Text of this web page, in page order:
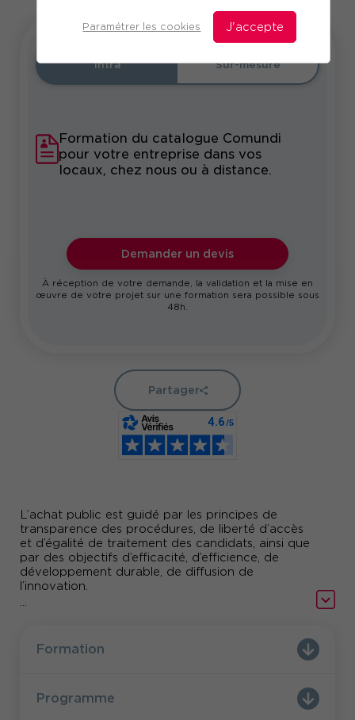
Paramétrer les cookies J'accepte
L’achat public est guidé par les principes de
transparence des procédures, de liberté d’accès
et d’égalité de traitement des candidats, ainsi que
par des objectifs d’efficacité, d’efficience, de
développement durable, de diffusion de
l’innovation.
des nouvelles opportunités qu’ils représentent
pour les acteurs publics, un certain nombre de
spécifications, des critères, des méthodes
...
Intra Sur-mesure
Formation du catalogue Comundi
pour votre entreprise dans vos
locaux, chez nous ou à distance.
Demander un devis
À réception de votre demande, la validation et la mise en
œuvre de votre projet sur une formation sera possible sous
48h.
Partager
Formation
Programme